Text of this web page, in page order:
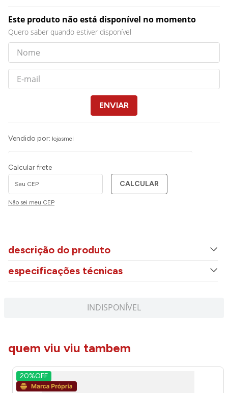
Este produto não está disponível no momento
Quero saber quando estiver disponível
ENVIAR
Vendido por: lojasmel
Calcular frete
CALCULAR
Não sei meu CEP
descrição do produto
especificações técnicas
INDISPONÍVEL
quem viu viu tambem
20%OFF